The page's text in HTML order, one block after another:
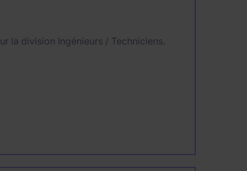
la division Ingénieurs / Techniciens.